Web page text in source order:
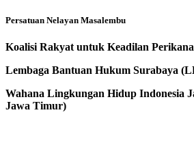
Persatuan Nelayan Masalembu
Koalisi Rakyat untuk Keadilan
Lembaga Bantuan Hukum Surabaya
Wahana Lingkungan Hidup Indonesia
Jawa Timur)